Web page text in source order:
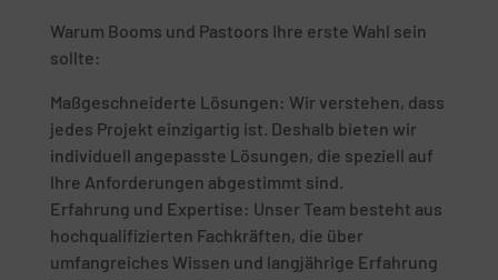
Warum Booms und Pastoors Ihre erste Wahl sein
sollte:
Maßgeschneiderte Lösungen: Wir verstehen, dass
jedes Projekt einzigartig ist. Deshalb bieten wir
individuell angepasste Lösungen, die speziell auf
Ihre Anforderungen abgestimmt sind.
Erfahrung und Expertise: Unser Team besteht aus
hochqualifizierten Fachkräften, die über
umfangreiches Wissen und langjährige Erfahrung